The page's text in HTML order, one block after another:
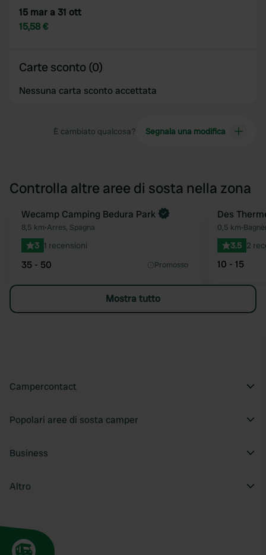
15 mar a 31 ott
15,58 €
Carte sconto (0)
Nessuna carta sconto accettata
È cambiato qualcosa? Segnala una modifica
Controlla altre aree di sosta nella zona
Preferito
Prenota ora
Wecamp Camping Bedura Park
8,5 km•Arres, Spagna
3 1 recensioni
35 - 50 Promosso
Des
0,5 km•
3.5 2
10 - 15
Mostra tutto
Campercontact
Popolari aree di sosta camper
Business
Altro